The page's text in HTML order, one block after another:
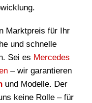
Marktpreis für Ihr
und schnelle
Sei es Mercedes
– wir garantieren
und Modelle. Der
keine Rolle – für